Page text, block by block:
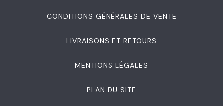
CONDITIONS GÉNÉRALES DE VENTE
LIVRAISONS ET RETOURS
MENTIONS LÉGALES
PLAN DU SITE